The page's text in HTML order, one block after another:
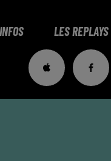
LES REPLAYS